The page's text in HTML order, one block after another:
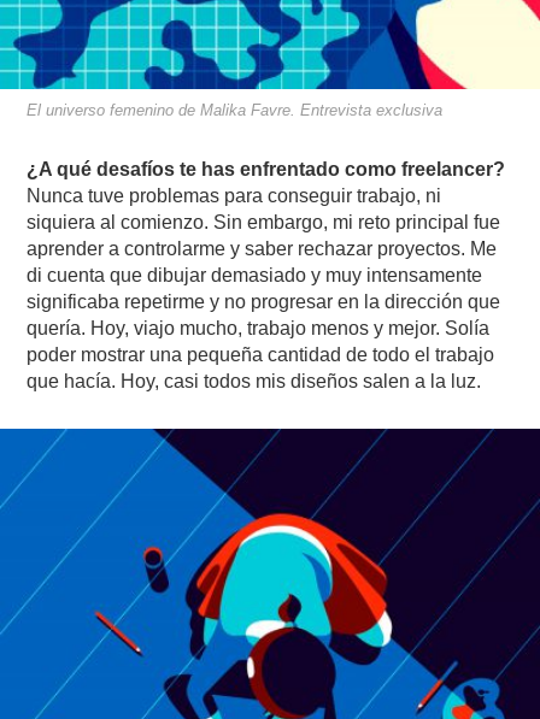
El universo femenino de Malika Favre. Entrevista exclusiva
¿A qué desafíos te has enfrentado como freelancer?
Nunca tuve problemas para conseguir trabajo, ni
siquiera al comienzo. Sin embargo, mi reto principal fue
aprender a controlarme y saber rechazar proyectos. Me
di cuenta que dibujar demasiado y muy intensamente
significaba repetirme y no progresar en la dirección que
quería. Hoy, viajo mucho, trabajo menos y mejor. Solía
poder mostrar una pequeña cantidad de todo el trabajo
que hacía. Hoy, casi todos mis diseños salen a la luz.